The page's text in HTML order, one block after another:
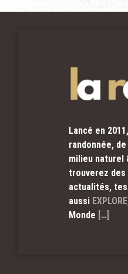
Lancé en
randonnée,
milieu naturel
trouverez des
actualités,
aussi EXPLORE
Monde […]